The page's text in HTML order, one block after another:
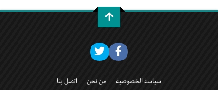
سياسة الخصوصية من نحن اتصل بنا